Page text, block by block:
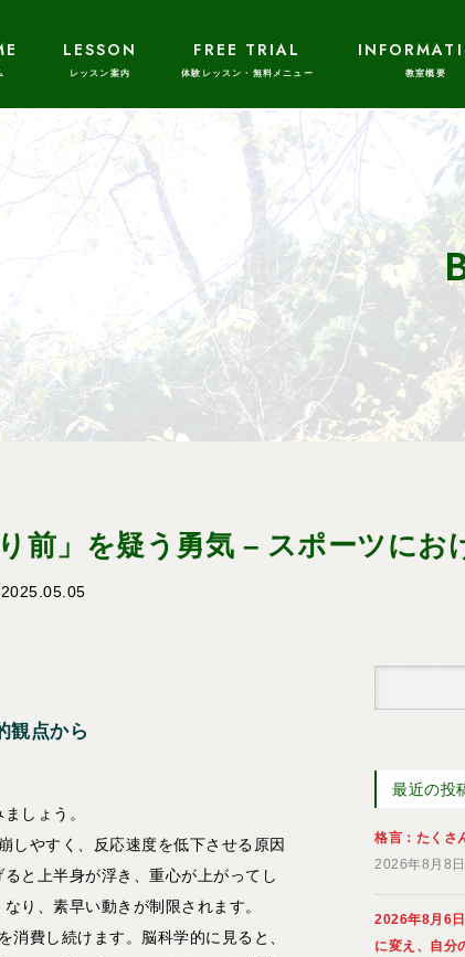
LESSON FREE TRIAL
前」を疑う勇気 – スポーツにお
2025.05.05
観点から
しょう。
しやすく、反応速度を低下させる原因
と上半身が浮き、重心が上がってし
り、素早い動きが制限されます。
費し続けます。脳科学的に見ると、
最近の投
格言：たくさ
2026年8月8日
2026年8月6
に変え、自分